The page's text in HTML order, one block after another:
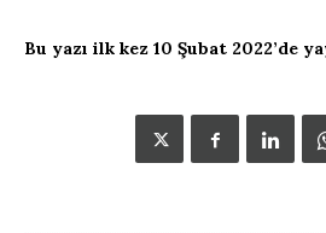
Bu yazı ilk kez 10 Şubat 2022’de